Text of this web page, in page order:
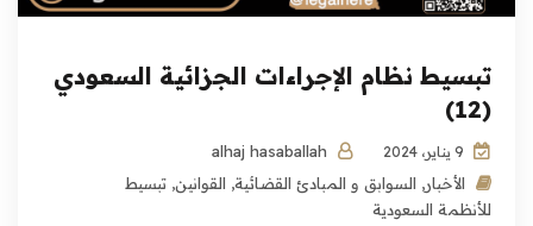
تبسيط نظام الإجراءات الجزائية السعودي
(12)
الأخبار, السوابق و المبادئ القضائية, القوانين, تبسيط
للأنظمة السعودية